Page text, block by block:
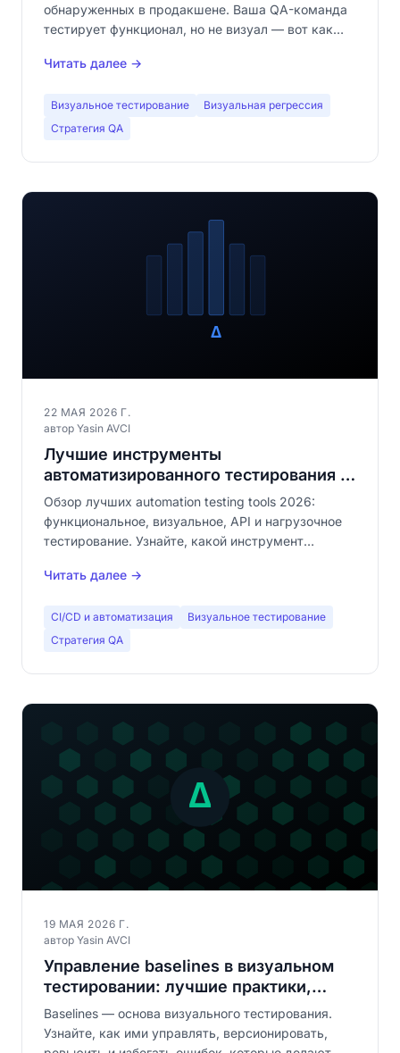
обнаруженных в продакшене. Ваша QA-команда
тестирует функционал, но не визуал — вот как
Читать далее →
Визуальное тестирование
Визуальная регрессия
Стратегия QA
22 МАЯ 2026 Г.
автор Yasin AVCI
Лучшие инструменты
автоматизированного тестирования в
2026: полное руководство по
категориям
Обзор лучших automation testing tools 2026:
функциональное, визуальное, API и нагрузочное
тестирование. Узнайте, какой инструмент
Читать далее →
CI/CD и автоматизация
Визуальное тестирование
Стратегия QA
19 МАЯ 2026 Г.
автор Yasin AVCI
Управление baselines в визуальном
тестировании: лучшие практики,
которые решают всё
Baselines — основа визуального тестирования.
Узнайте, как ими управлять, версионировать,